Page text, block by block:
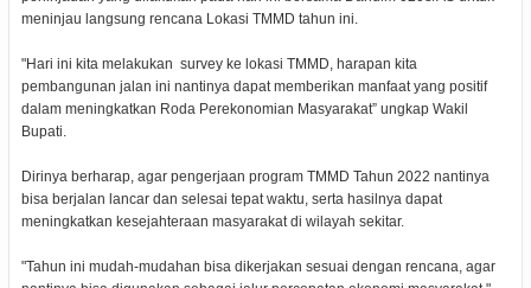
meninjau langsung rencana Lokasi TMMD tahun ini.
"Hari ini kita melakukan survey ke lokasi TMMD, harapan kita
pembangunan jalan ini nantinya dapat memberikan manfaat yang positif
dalam meningkatkan Roda Perekonomian Masyarakat” ungkap Wakil
Bupati.
Dirinya berharap, agar pengerjaan program TMMD Tahun 2022 nantinya
bisa berjalan lancar dan selesai tepat waktu, serta hasilnya dapat
meningkatkan kesejahteraan masyarakat di wilayah sekitar.
"Tahun ini mudah-mudahan bisa dikerjakan sesuai dengan rencana, agar